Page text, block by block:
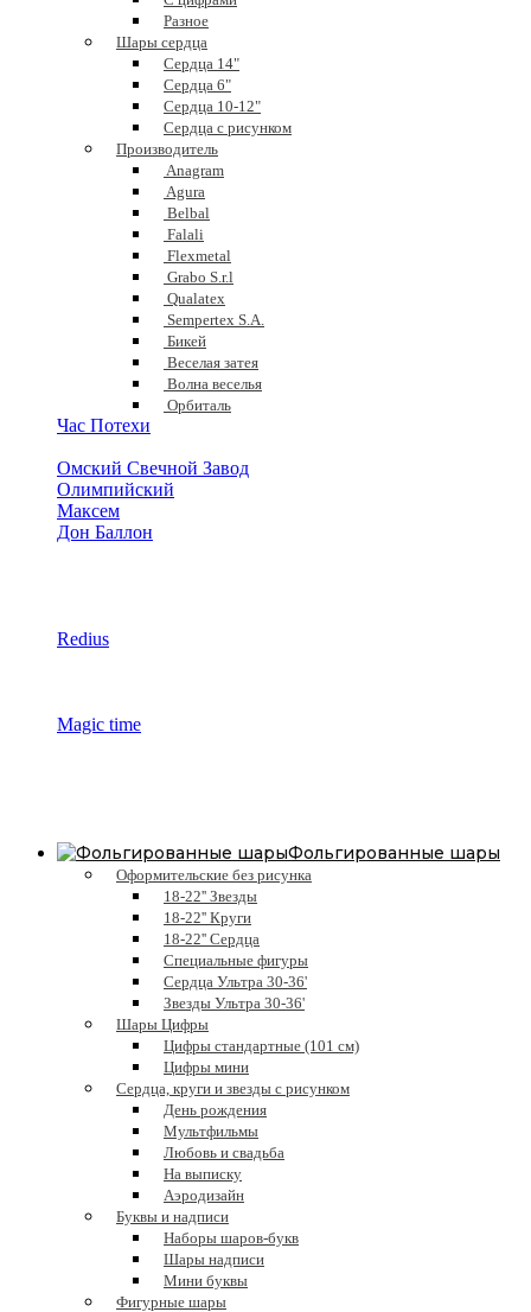
Разное
Шары сердца
Сердца 14"
Сердца 6"
Сердца 10-12"
Сердца с рисунком
Производитель
Anagram
Agura
Belbal
Falali
Flexmetal
Grabo S.r.l
Qualatex
Sempertex S.A.
Бикей
Веселая затея
Волна веселья
Орбиталь
Час Потехи
Омский Свечной Завод
Олимпийский
Максем
Дон Баллон
Redius
Magic time
Фольгированные шары
Оформительские без рисунка
18-22'' Звезды
18-22'' Круги
18-22'' Сердца
Специальные фигуры
Сердца Ультра 30-36'
Звезды Ультра 30-36'
Шары Цифры
Цифры стандартные (101 см)
Цифры мини
Сердца, круги и звезды с рисунком
День рождения
Мультфильмы
Любовь и свадьба
На выписку
Аэродизайн
Буквы и надписи
Наборы шаров-букв
Шары надписи
Мини буквы
Фигурные шары